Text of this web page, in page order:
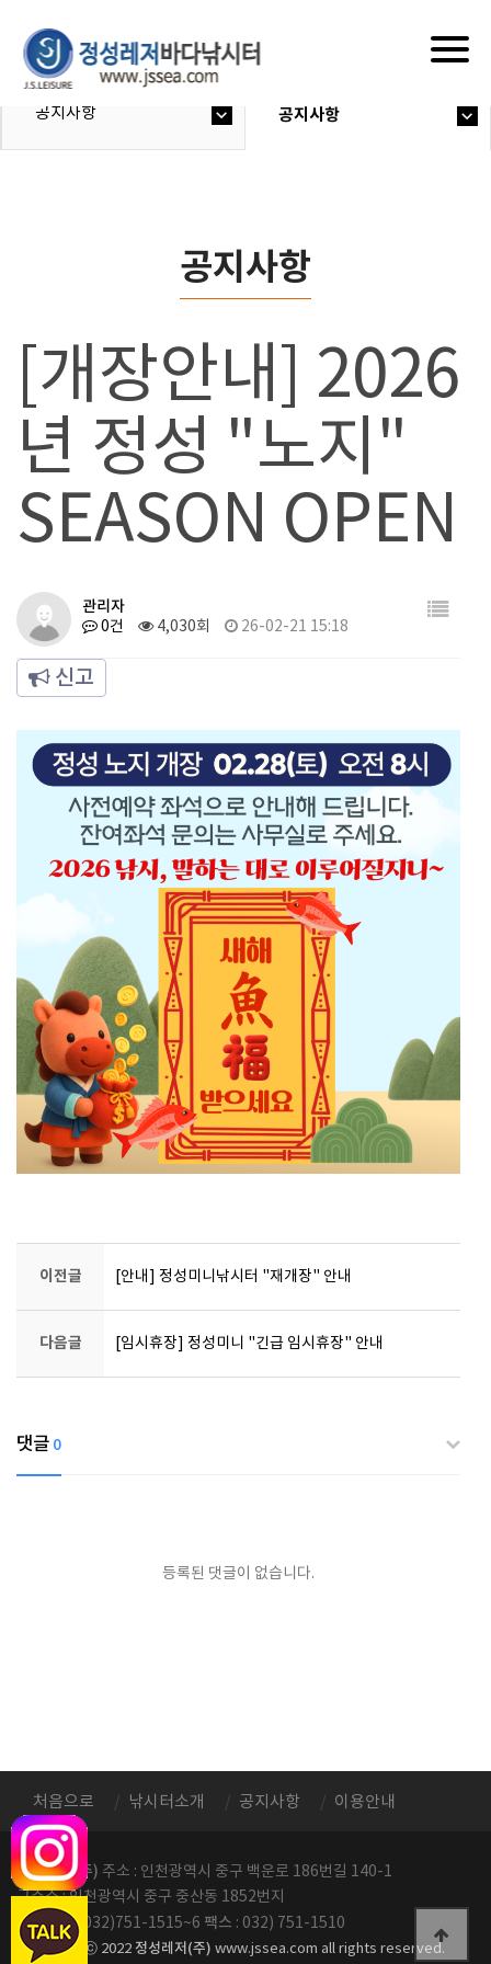
공지사항 공지사항
공지사항
[개장안내] 2026
년 정성 "노지"
SEASON OPEN
관리자
0건 4,030회 26-02-21 15:18
신고
이전글 [안내] 정성미니낚시터 "재개장" 안내
다음글 [임시휴장] 정성미니 "긴급 임시휴장" 안내
댓글 0
등록된 댓글이 없습니다.
처음으로 낚시터소개 공지사항 이용안내
정성레저(주) 주소 : 인천광역시 중구 백운로 186번길 140-1
구주소 : 인천광역시 중구 중산동 1852번지
전화번호: 032)751-1515~6 팩스 : 032) 751-1510
copyright ⓒ 2022 정성레저(주) www.jssea.com all rights reserved.